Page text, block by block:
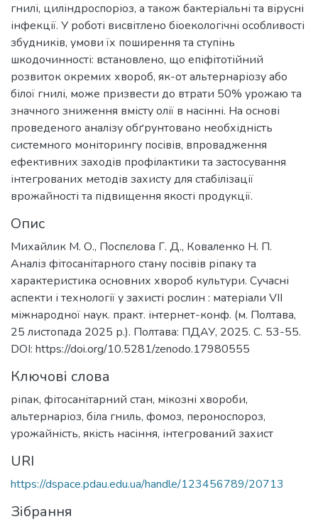
гнилі, циліндроспоріоз, а також бактеріальні та вірусні
інфекції. У роботі висвітлено біоекологічні особливості
збудників, умови їх поширення та ступінь
шкодочинності: встановлено, що епіфітотійний
розвиток окремих хвороб, як-от альтернаріозу або
білої гнилі, може призвести до втрати 50% урожаю та
значного зниження вмісту олії в насінні. На основі
проведеного аналізу обґрунтовано необхідність
системного моніторингу посівів, впровадження
ефективних заходів профілактики та застосування
інтегрованих методів захисту для стабілізації
врожайності та підвищення якості продукції.
Опис
Михайлик М. О., Поспєлова Г. Д., Коваленко Н. П.
Аналіз фітосанітарного стану посівів ріпаку та
характеристика основних хвороб культури. Сучасні
аспекти і технології у захисті рослин : матеріали VII
міжнародної наук. практ. інтернет-конф. (м. Полтава,
25 листопада 2025 р.). Полтава: ПДАУ, 2025. С. 53-55.
DOI: https://doi.org/10.5281/zenodo.17980555
Ключові слова
ріпак, фітосанітарний стан, мікозні хвороби,
альтернаріоз, біла гниль, фомоз, пероноспороз,
урожайність, якість насіння, інтегрований захист
URI
https://dspace.pdau.edu.ua/handle/123456789/20713
Зібрання